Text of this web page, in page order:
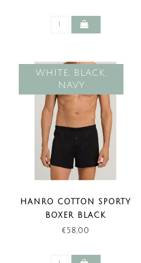
WHITE, BLACK,
NAVY
HANRO COTTON SPORTY
BOXER BLACK
€58,00